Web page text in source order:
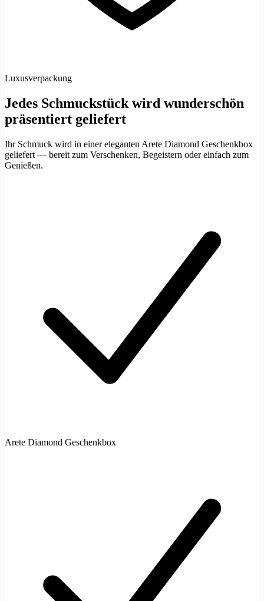
Luxusverpackung
Jedes Schmuckstück wird wunderschön
präsentiert geliefert
Ihr Schmuck wird in einer eleganten Arete Diamond Geschenkbox
geliefert — bereit zum Verschenken, Begeistern oder einfach zum
Genießen.
Arete Diamond Geschenkbox